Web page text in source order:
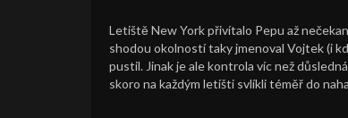
Letiště New York přivítalo Pepu až
shodou okolností taky jmenoval Vojtek (i
pustil. Jinak je ale kontrola víc než
skoro na každým letišti svlíkli téměř do